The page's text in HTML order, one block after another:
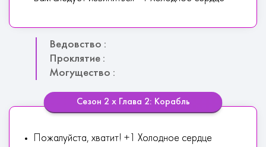
Ведовство :
Проклятие :
Могущество :
Сезон 2 х Глава 2: Корабль
Пожалуйста, хватит! +1 Холодное сердце